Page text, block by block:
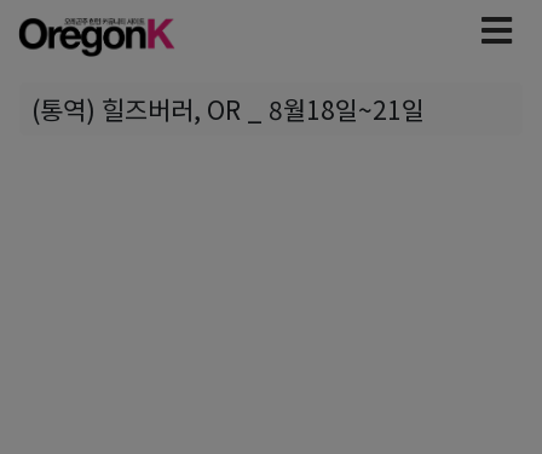
(통역) 힐즈버러, OR _ 8월18일~21일